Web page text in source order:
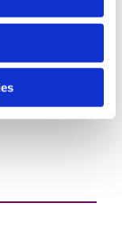
- 16: Tønder